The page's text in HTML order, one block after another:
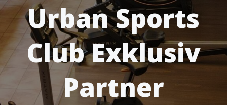
Urban Sports
Club Exklusiv
Partner